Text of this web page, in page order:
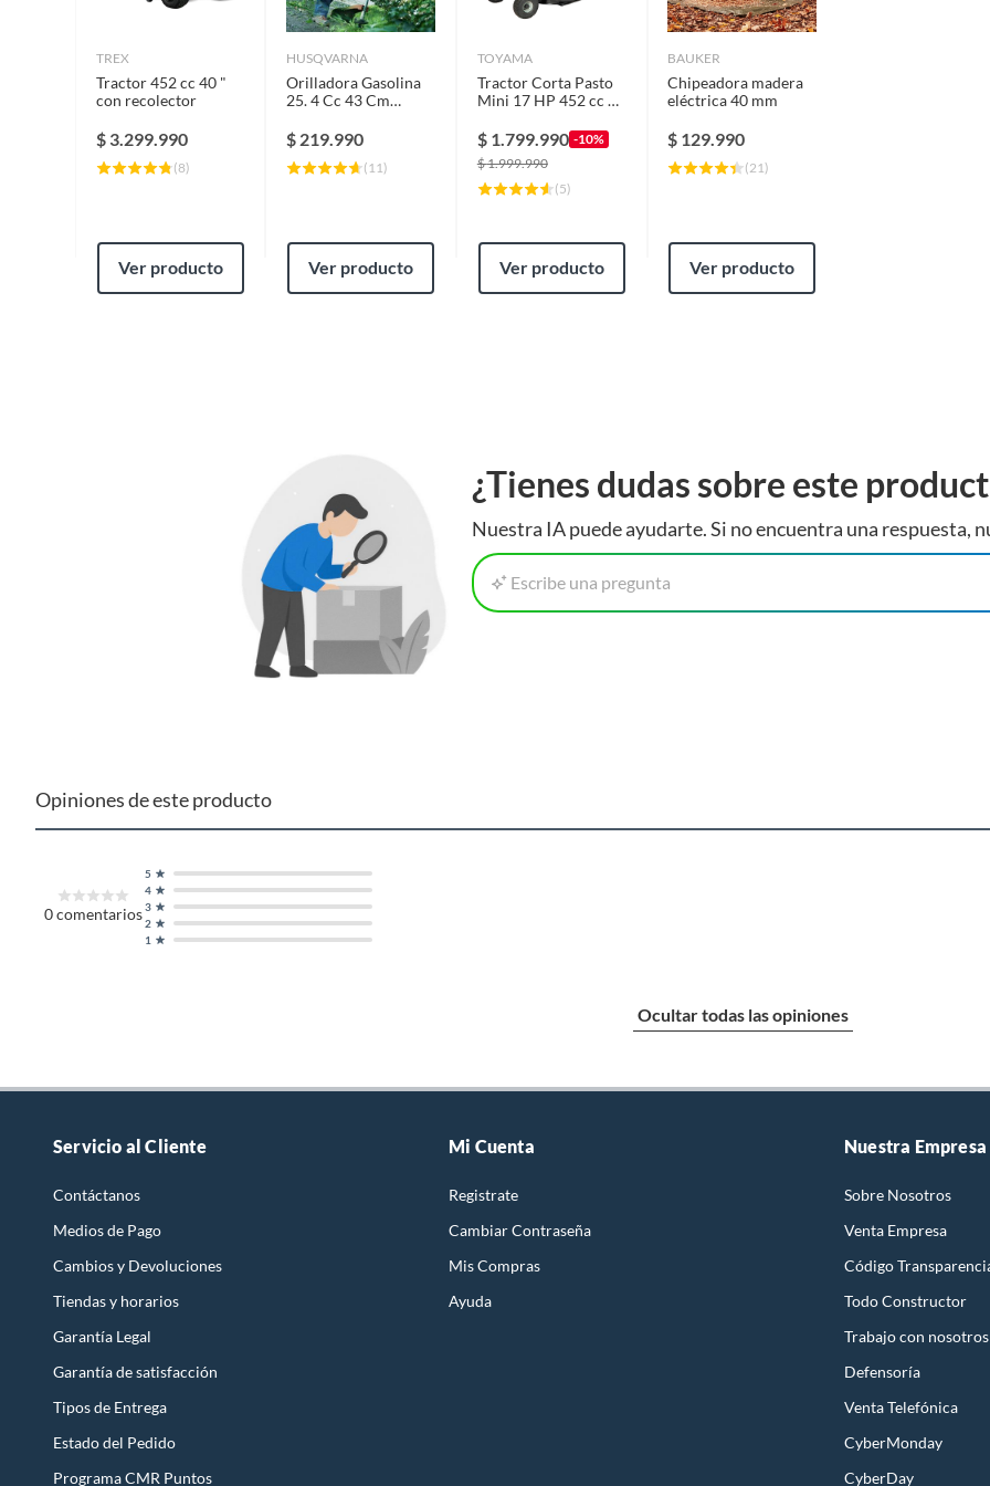
TREX
Tractor 452 cc 40 "
con recolector
$ 3.299.990
(8)
Ver producto
HUSQVARNA
Orilladora Gasolina
25. 4 Cc 43 Cm
$ 219.990
( 11)
Ver producto
TOYAMA
Tractor Corta Pasto
Mini 17 HP 452 cc 30
$ 1.799.990 -10%
$1.999.990
(5)
Ver producto
BAUKER
Chipeadora madera
eléctrica 40 mm
$ 129.990
(21)
Ver producto
¿Tienes dudas sobre este
Nuestra IA puede ayudarte. Si no encuentra una respuesta,
Escribe una pregunta
Opiniones de este producto
0comentarios
1
2
3
4
5
Ocultar todas las opiniones
Servicio al Cliente
Contáctanos
Medios de Pago
Cambios y Devoluciones
Tiendas y horarios
Garantía Legal
Garantía de satisfacción
Tipos de Entrega
Estado del Pedido
Programa CMR Puntos
Mi Cuenta
Registrate
Cambiar Contraseña
Mis Compras
Ayuda
Nuestra Empresa
Sobre Nosotros
Venta Empresa
Código
Todo Constructor
Trabajo con nosotros
Defensoría
Venta Telefónica
CyberMonday
CyberDay